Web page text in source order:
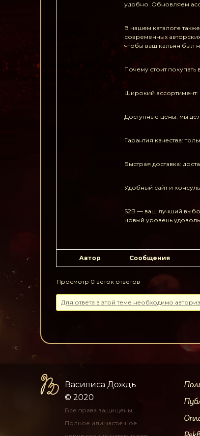
удобно. Обновляем
В нашем каталоге
современных
чтобы ваш кальян был
Почему стоит покупать
Широкий ассортимент:
Доступные цены: мы
Гарантия качества:
Быстрая доставка:
Удобный сайт и
S2B — ваш лучший
новый уровень
Автор Сообщения
Просмотр 0 веток ответов
Для ответа в этой теме необходимо
Василиса Дождь
© 2020
Все права защищены.
Полное или частичное